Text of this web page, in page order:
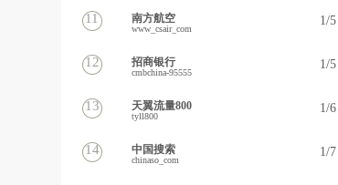
11 南方航空
www_csair_com
1/5
12 招商银行
cmbchina-95555
1/5
13 天翼流量800
tyll800
1/6
14 中国搜索
chinaso_com
1/7